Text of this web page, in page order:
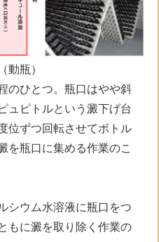
動瓶）
のひとつ。瓶口はやや斜
ュピトルという澱下げ台
位ずつ回転させてボトル
を瓶口に集める作業のこ
シウム水溶液に瓶口をつ
もに澱を取り除く作業の